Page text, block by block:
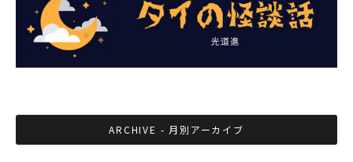
ARCHIVE - 月別アーカイブ